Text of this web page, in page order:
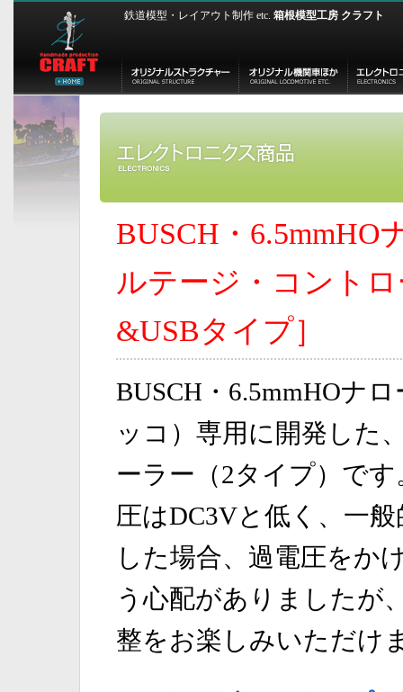
鉄道模型・レイアウト制作 etc. 箱根模型工房 クラフト
BUSCH・6.5mmHO
ルテージ・コント
&USBタイプ］
BUSCH・6.5mmHOナ
ッコ）専用に開発した
ーラー（2タイプ）で
圧はDC3Vと低く、一
した場合、過電圧をか
う心配がありましたが
整をお楽しみいただけ